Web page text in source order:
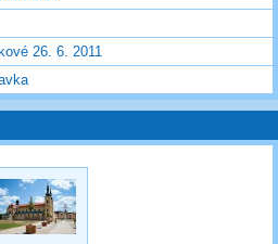
26. 6. 2011